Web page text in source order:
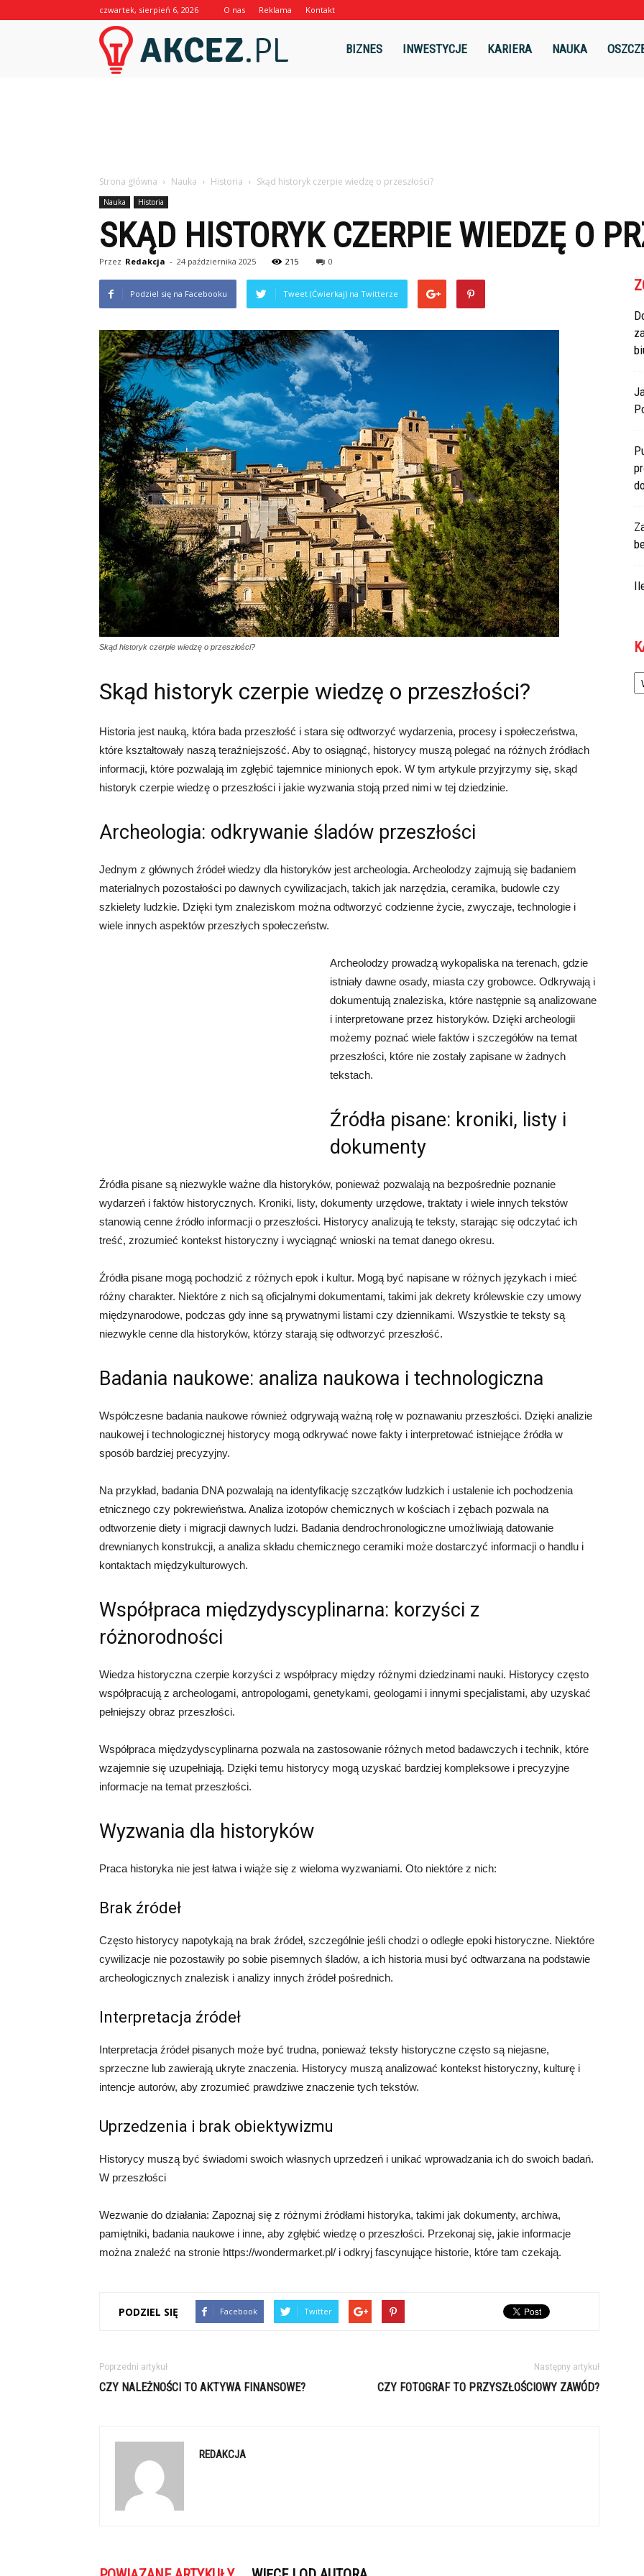
czwartek, sierpień 6, 2026 O nas Reklama Kontakt
BIZNES INWESTYCJE KARIERA NAUKA
Strona główna Nauka Historia Skąd historyk czerpie wiedzę o przeszłości?
Nauka Historia
SKĄD HISTORYK CZERPIE WIEDZĘ O
Przez Redakcja - 24 października 2025 215 0
Podziel się na Facebooku Tweet (Ćwierkaj) na Twitterze
Skąd historyk czerpie wiedzę o przeszłości?
Skąd historyk czerpie wiedzę o przeszłości?
Historia jest nauką, która bada przeszłość i stara się odtworzyć wydarzenia, procesy i społeczeństwa,
które kształtowały naszą teraźniejszość. Aby to osiągnąć, historycy muszą polegać na różnych źródłach
informacji, które pozwalają im zgłębić tajemnice minionych epok. W tym artykule przyjrzymy się, skąd
historyk czerpie wiedzę o przeszłości i jakie wyzwania stoją przed nimi w tej dziedzinie.
Archeologia: odkrywanie śladów przeszłości
Jednym z głównych źródeł wiedzy dla historyków jest archeologia. Archeolodzy zajmują się badaniem
materialnych pozostałości po dawnych cywilizacjach, takich jak narzędzia, ceramika, budowle czy
szkielety ludzkie. Dzięki tym znaleziskom można odtworzyć codzienne życie, zwyczaje, technologie i
wiele innych aspektów przeszłych społeczeństw.
Archeolodzy prowadzą wykopaliska na terenach, gdzie
istniały dawne osady, miasta czy grobowce. Odkrywają i
dokumentują znaleziska, które następnie są analizowane
i interpretowane przez historyków. Dzięki archeologii
możemy poznać wiele faktów i szczegółów na temat
przeszłości, które nie zostały zapisane w żadnych
tekstach.
Źródła pisane: kroniki, listy i
dokumenty
Źródła pisane są niezwykle ważne dla historyków, ponieważ pozwalają na bezpośrednie poznanie
wydarzeń i faktów historycznych. Kroniki, listy, dokumenty urzędowe, traktaty i wiele innych tekstów
stanowią cenne źródło informacji o przeszłości. Historycy analizują te teksty, starając się odczytać ich
treść, zrozumieć kontekst historyczny i wyciągnąć wnioski na temat danego okresu.
Źródła pisane mogą pochodzić z różnych epok i kultur. Mogą być napisane w różnych językach i mieć
różny charakter. Niektóre z nich są oficjalnymi dokumentami, takimi jak dekrety królewskie czy umowy
międzynarodowe, podczas gdy inne są prywatnymi listami czy dziennikami. Wszystkie te teksty są
niezwykle cenne dla historyków, którzy starają się odtworzyć przeszłość.
Badania naukowe: analiza naukowa i technologiczna
Współczesne badania naukowe również odgrywają ważną rolę w poznawaniu przeszłości. Dzięki analizie
naukowej i technologicznej historycy mogą odkrywać nowe fakty i interpretować istniejące źródła w
sposób bardziej precyzyjny.
Na przykład, badania DNA pozwalają na identyfikację szczątków ludzkich i ustalenie ich pochodzenia
etnicznego czy pokrewieństwa. Analiza izotopów chemicznych w kościach i zębach pozwala na
odtworzenie diety i migracji dawnych ludzi. Badania dendrochronologiczne umożliwiają datowanie
drewnianych konstrukcji, a analiza składu chemicznego ceramiki może dostarczyć informacji o handlu i
kontaktach międzykulturowych.
Współpraca międzydyscyplinarna: korzyści z
różnorodności
Wiedza historyczna czerpie korzyści z współpracy między różnymi dziedzinami nauki. Historycy często
współpracują z archeologami, antropologami, genetykami, geologami i innymi specjalistami, aby uzyskać
pełniejszy obraz przeszłości.
Współpraca międzydyscyplinarna pozwala na zastosowanie różnych metod badawczych i technik, które
wzajemnie się uzupełniają. Dzięki temu historycy mogą uzyskać bardziej kompleksowe i precyzyjne
informacje na temat przeszłości.
Wyzwania dla historyków
Praca historyka nie jest łatwa i wiąże się z wieloma wyzwaniami. Oto niektóre z nich:
Brak źródeł
Często historycy napotykają na brak źródeł, szczególnie jeśli chodzi o odległe epoki historyczne. Niektóre
cywilizacje nie pozostawiły po sobie pisemnych śladów, a ich historia musi być odtwarzana na podstawie
archeologicznych znalezisk i analizy innych źródeł pośrednich.
Interpretacja źródeł
Interpretacja źródeł pisanych może być trudna, ponieważ teksty historyczne często są niejasne,
sprzeczne lub zawierają ukryte znaczenia. Historycy muszą analizować kontekst historyczny, kulturę i
intencje autorów, aby zrozumieć prawdziwe znaczenie tych tekstów.
Uprzedzenia i brak obiektywizmu
Historycy muszą być świadomi swoich własnych uprzedzeń i unikać wprowadzania ich do swoich badań.
W przeszłości
Wezwanie do działania: Zapoznaj się z różnymi źródłami historyka, takimi jak dokumenty, archiwa,
pamiętniki, badania naukowe i inne, aby zgłębić wiedzę o przeszłości. Przekonaj się, jakie informacje
można znaleźć na stronie https://wondermarket.pl/ i odkryj fascynujące historie, które tam czekają.
PODZIEL SIĘ Facebook Twitter
Poprzedni artykuł
CZY NALEŻNOŚCI TO AKTYWA FINANSOWE?
Następny artykuł
CZY FOTOGRAF TO PRZYSZŁOŚCIOWY ZAWÓD?
REDAKCJA